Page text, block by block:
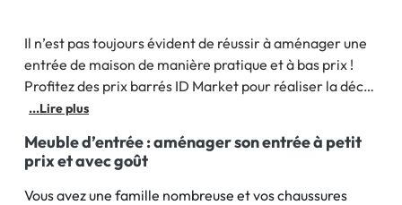
Il n’est pas toujours évident de réussir à aménager une
entrée de maison de manière pratique et à bas prix !
Profitez des prix barrés ID Market pour réaliser la déco
de votre entrée. Optimisez l’aménagement de celle-ci
meubles à chaussures, ou encore des coffres de
...Lire plus
Meuble d’entrée : aménager son entrée à petit
prix et avec goût
Vous avez une famille nombreuse et vos chaussures